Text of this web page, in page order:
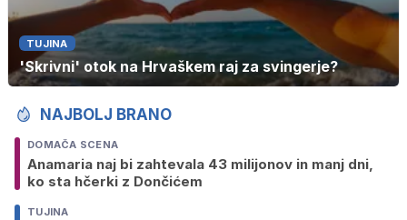
TUJINA
'Skrivni' otok na Hrvaškem raj za svingerje?
NAJBOLJ BRANO
DOMAČA SCENA
Anamaria naj bi zahtevala 43 milijonov in manj dni,
ko sta hčerki z Dončićem
TUJINA